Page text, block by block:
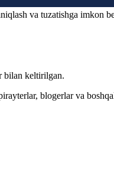
va tuzatishga imkon
bilan keltirilgan.
blogerlar va